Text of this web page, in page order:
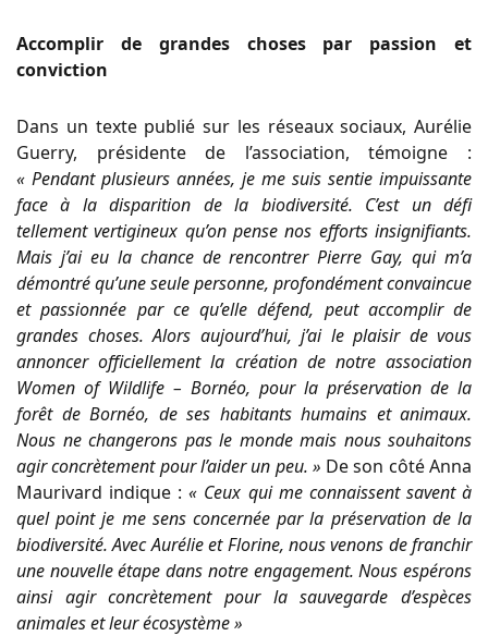
Accomplir de grandes choses par passion et
conviction
Dans un texte publié sur les réseaux sociaux, Aurélie
Guerry, présidente de l’association, témoigne :
« Pendant plusieurs années, je me suis sentie impuissante
face à la disparition de la biodiversité. C’est un défi
tellement vertigineux qu’on pense nos efforts insignifiants.
Mais j’ai eu la chance de rencontrer Pierre Gay, qui m’a
démontré qu’une seule personne, profondément convaincue
et passionnée par ce qu’elle défend, peut accomplir de
grandes choses. Alors aujourd’hui, j’ai le plaisir de vous
annoncer officiellement la création de notre association
Women of Wildlife – Bornéo, pour la préservation de la
forêt de Bornéo, de ses habitants humains et animaux.
Nous ne changerons pas le monde mais nous souhaitons
agir concrètement pour l’aider un peu. » De son côté Anna
Maurivard indique :« Ceux qui me connaissent savent à
quel point je me sens concernée par la préservation de la
biodiversité. Avec Aurélie et Florine, nous venons de franchir
une nouvelle étape dans notre engagement. Nous espérons
ainsi agir concrètement pour la sauvegarde d’espèces
animales et leur écosystème »